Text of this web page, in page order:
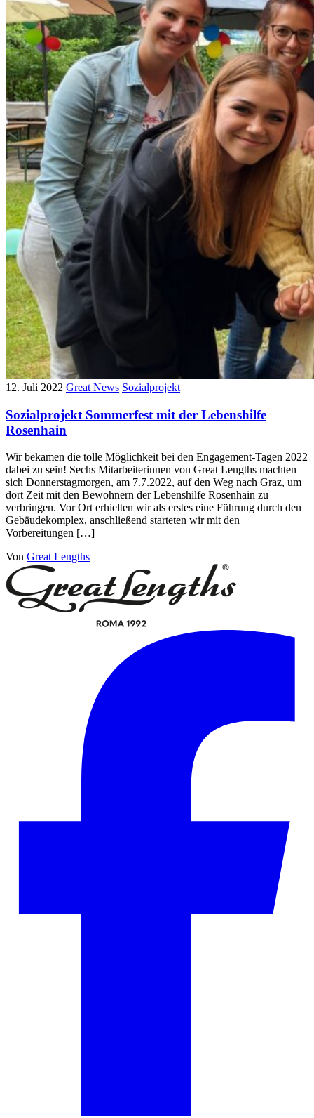
12. Juli 2022 Great News Sozialprojekt
Sozialprojekt Sommerfest mit der Lebenshilfe
Rosenhain
Wir bekamen die tolle Möglichkeit bei den Engagement-Tagen 2022
dabei zu sein! Sechs Mitarbeiterinnen von Great Lengths machten
sich Donnerstagmorgen, am 7.7.2022, auf den Weg nach Graz, um
dort Zeit mit den Bewohnern der Lebenshilfe Rosenhain zu
verbringen. Vor Ort erhielten wir als erstes eine Führung durch den
Gebäudekomplex, anschließend starteten wir mit den
Vorbereitungen […]
Von Great Lengths